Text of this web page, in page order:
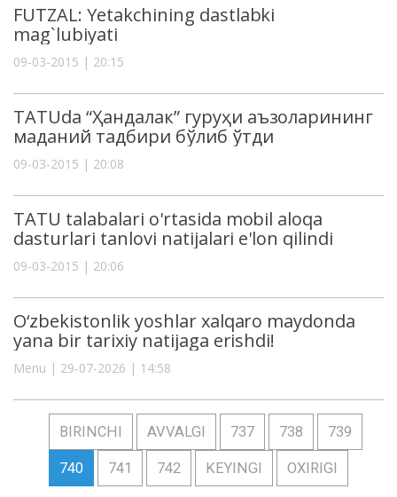
FUTZAL: Yetakchining dastlabki
mag`lubiyati
09-03-2015 | 20:15
TATUda “Ҳандалак” гуруҳи аъзоларининг
маданий тадбири бўлиб ўтди
09-03-2015 | 20:08
TATU talabalari o'rtasida mobil aloqa
dasturlari tanlovi natijalari e'lon qilindi
09-03-2015 | 20:06
O‘zbekistonlik yoshlar xalqaro maydonda
yana bir tarixiy natijaga erishdi!
Menu | 29-07-2026 | 14:58
BIRINCHI AVVALGI 737 738 739
740 741 742 KEYINGI OXIRIGI